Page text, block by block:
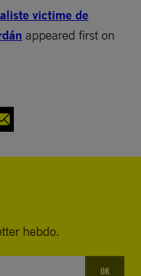
victime de
appeared first on
hebdo.
OK